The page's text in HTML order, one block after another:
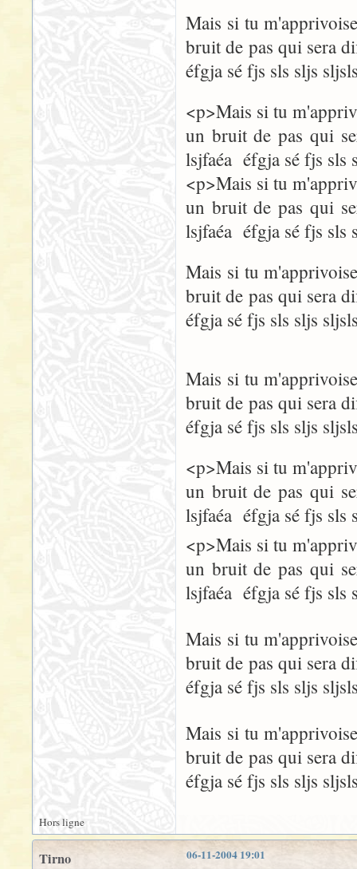
Mais si tu
bruit de pas qui sera
éfgja sé fjs sls sljs
<p>Mais si tu
un bruit de pas qui
lsjfaéa éfgja sé fjs
<p>Mais si tu
un bruit de pas qui
lsjfaéa éfgja sé fjs
Mais si tu
bruit de pas qui sera
éfgja sé fjs sls sljs
Mais si tu
bruit de pas qui sera
éfgja sé fjs sls sljs
<p>Mais si tu
un bruit de pas qui
lsjfaéa éfgja sé fjs
<p>Mais si tu
un bruit de pas qui
lsjfaéa éfgja sé fjs
Mais si tu
bruit de pas qui sera
éfgja sé fjs sls sljs
Mais si tu
bruit de pas qui sera
éfgja sé fjs sls sljs
Hors ligne
06-11-2004 19:01
Tirno